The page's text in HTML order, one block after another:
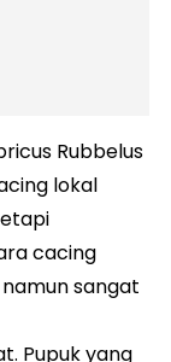
Rubbelus
lokal
cacing
sangat
Pupuk yang